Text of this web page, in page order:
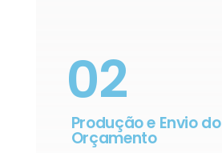
02
Produção e Envio do
Orçamento